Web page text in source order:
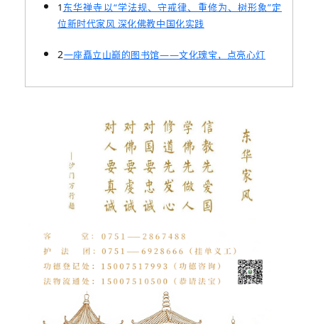
1 东华禅寺以“学法规、守戒律、重修为、树形象”定
位新时代家风 深化佛教中国化实践
2一座矗立山巅的图书馆——文化瑰宝，点亮心灯